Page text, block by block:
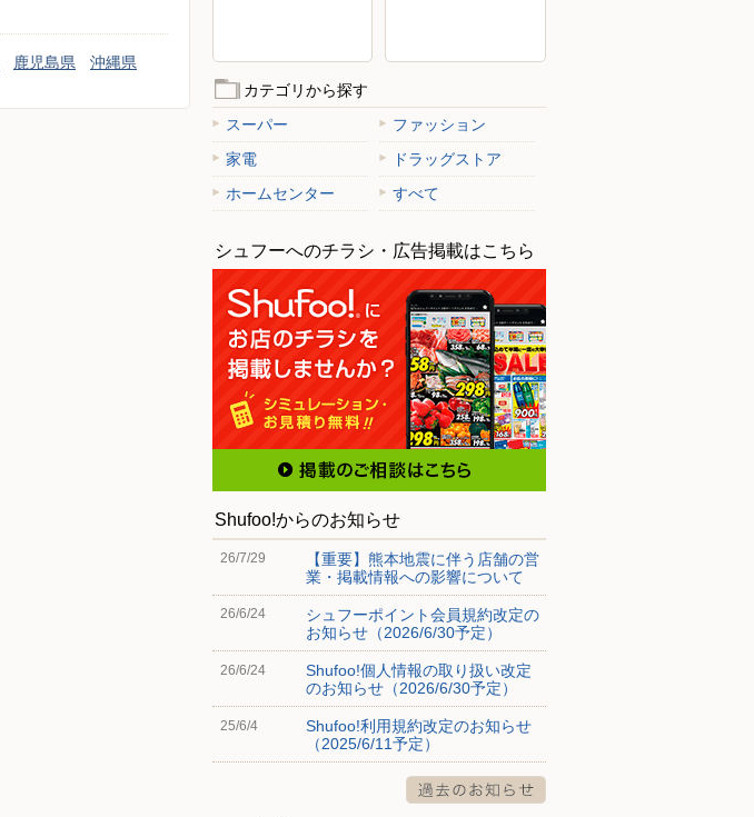
鹿児島県 沖縄県
カテゴリから探す
スーパー
ファッション
家電
ドラッグストア
ホームセンター
すべて
シュフーへのチラシ・広告掲載はこちら
Shufoo!からのお知らせ
26/7/29
【重要】熊本地震に伴う店舗の営
業・掲載情報への影響について
26/6/24
シュフーポイント会員規約改定の
お知らせ（2026/6/30予定）
26/6/24
Shufoo!個人情報の取り扱い改定
のお知らせ（2026/6/30予定）
25/6/4
Shufoo!利用規約改定のお知らせ
（2025/6/11予定）